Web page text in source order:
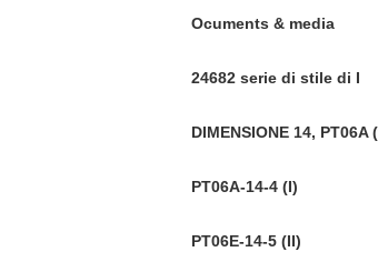
Ocuments & media
24682 serie di stile di I
DIMENSIONE 14,
PT06A-14-4 (I)
PT06E-14-5 (II)